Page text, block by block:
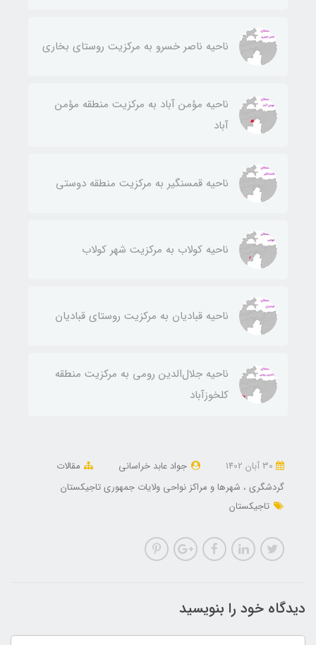
ناحيه ناصر خسرو به مركزيت روستای بخاری
ناحيه مؤمن آباد به مركزيت منطقه مؤمن
آباد
ناحيه قمسنگير به مركزيت منطقه دوستی
ناحيه كولاب به مركزيت شهر كولاب
ناحيه قباديان به مركزيت روستای قباديان
ناحيه جلال‌الدين رومی به مركزيت منطقه
كلخوزآباد
جواد عابد خراسانی
مقالات
گردشگری
شهرها و مراکز نواحی ولایات جمهوری تاجیکستان
تاجیکستان
دیدگاه خود را بنویسید